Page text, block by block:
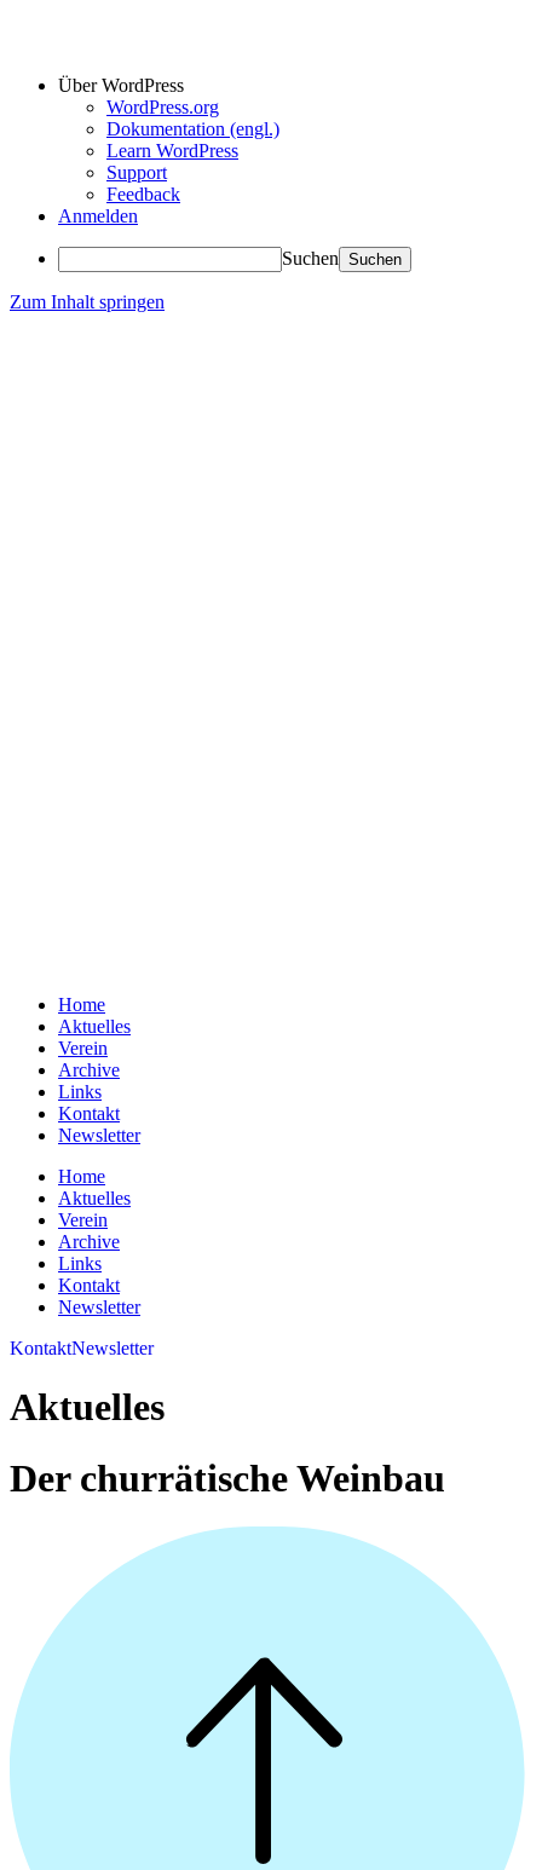
Über WordPress
WordPress.org
Dokumentation (engl.)
Learn WordPress
Support
Feedback
Anmelden
Suchen
Zum Inhalt springen
Home
Aktuelles
Verein
Archive
Links
Kontakt
Newsletter
Home
Aktuelles
Verein
Archive
Links
Kontakt
Newsletter
KontaktNewsletter
Aktuelles
Der churrätische Weinbau